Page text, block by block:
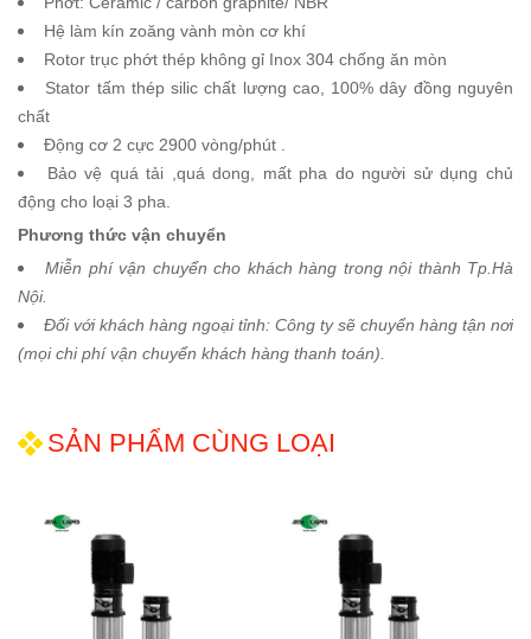
Hệ làm kín zoăng vành mòn cơ khí
Rotor trục phớt thép không gỉ Inox 304 chống ăn mòn
Stator tấm thép silic chất lượng cao, 100% dây đồng nguyên
chất
Động cơ 2 cực 2900 vòng/phút .
Bảo vệ quá tải ,quá dong, mất pha do người sử dụng chủ
động cho loại 3 pha.
Phương thức vận chuyển
Miễn phí vận chuyển cho khách hàng trong nội thành Tp.Hà
Nội.
Đối với khách hàng ngoại tỉnh: Công ty sẽ chuyển hàng tận nơi
(mọi chi phí vận chuyển khách hàng thanh toán).
SẢN PHẨM CÙNG LOẠI